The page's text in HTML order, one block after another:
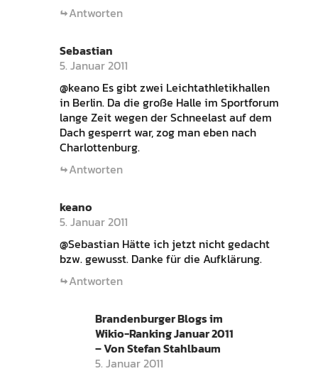
Antworten
Sebastian
5. Januar 2011
@keano Es gibt zwei Leichtathletikhallen
in Berlin. Da die große Halle im Sportforum
lange Zeit wegen der Schneelast auf dem
Dach gesperrt war, zog man eben nach
Charlottenburg.
Antworten
keano
5. Januar 2011
@Sebastian Hätte ich jetzt nicht gedacht
bzw. gewusst. Danke für die Aufklärung.
Antworten
Brandenburger Blogs im
Wikio-Ranking Januar 2011
– Von Stefan Stahlbaum
5. Januar 2011